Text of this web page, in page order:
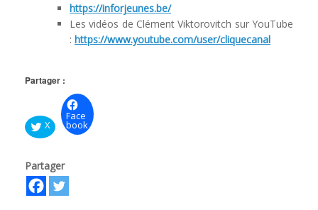
https://inforjeunes.be/
Les vidéos de Clément Viktorovitch sur YouTube
: https://www.youtube.com/user/cliquecanal
Partager :
X
Face
book
Partager